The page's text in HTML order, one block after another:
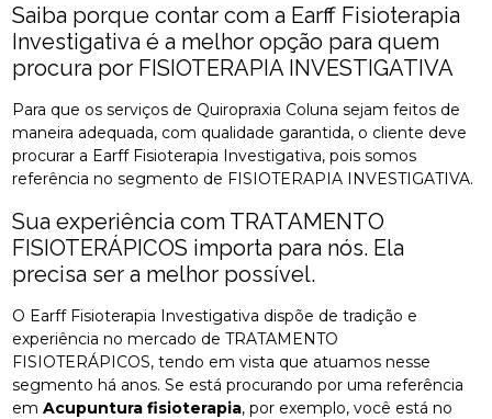
Saiba porque contar com a Earff Fisioterapia
Investigativa é a melhor opção para quem
procura por FISIOTERAPIA INVESTIGATIVA
Para que os serviços de Quiropraxia Coluna sejam feitos de
maneira adequada, com qualidade garantida, o cliente deve
procurar a Earff Fisioterapia Investigativa, pois somos
referência no segmento de FISIOTERAPIA INVESTIGATIVA.
Sua experiência com TRATAMENTO
FISIOTERÁPICOS importa para nós. Ela
precisa ser a melhor possível.
O Earff Fisioterapia Investigativa dispõe de tradição e
experiência no mercado de TRATAMENTO
FISIOTERÁPICOS, tendo em vista que atuamos nesse
segmento há anos. Se está procurando por uma referência
emAcupuntura fisioterapia, por exemplo, você está no